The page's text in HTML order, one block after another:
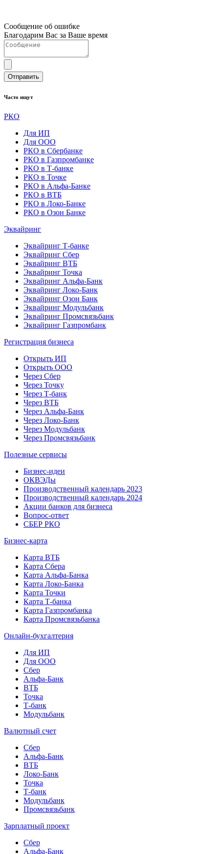
Сообщение об ошибке
Благодарим Вас за Ваше время
Отправить
Часто ищут
РКО
Для ИП
Для ООО
РКО в Сбербанке
РКО в Газпромбанке
РКО в Т-банке
РКО в Точке
РКО в Альфа-Банке
РКО в ВТБ
РКО в Локо-Банке
РКО в Озон Банке
Эквайринг
Эквайринг Т-банке
Эквайринг Сбер
Эквайринг ВТБ
Эквайринг Точка
Эквайринг Альфа-Банк
Эквайринг Локо-Банк
Эквайринг Озон Банк
Эквайринг Модульбанк
Эквайринг Промсвязьбанк
Эквайринг Газпромбанк
Регистрация бизнеса
Открыть ИП
Открыть ООО
Через Сбер
Через Точку
Через Т-банк
Через ВТБ
Через Альфа-Банк
Через Локо-Банк
Через Модульбанк
Через Промсвязьбанк
Полезные сервисы
Бизнес-идеи
ОКВЭДы
Производственный календарь 2023
Производственный календарь 2024
Акции банков для бизнеса
Вопрос-ответ
СБЕР РКО
Бизнес-карта
Карта ВТБ
Карта Сбера
Карта Альфа-Банка
Карта Локо-Банка
Карта Точки
Карта Т-банка
Карта Газпромбанка
Карта Промсвязьбанка
Онлайн-бухгалтерия
Для ИП
Для ООО
Сбер
Альфа-Банк
ВТБ
Точка
Т-банк
Модульбанк
Валютный счет
Сбер
Альфа-Банк
ВТБ
Локо-Банк
Точка
Т-банк
Модульбанк
Промсвязьбанк
Зарплатный проект
Сбер
Альфа-Банк